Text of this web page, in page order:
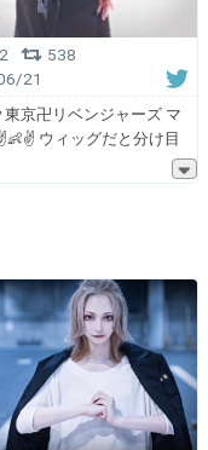
538
21
東京卍リベンジャーズ マ
ウィッグだと分け目